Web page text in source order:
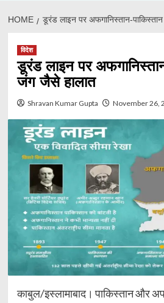
HOME डूरंड लाइन पर अफगानिस्तान-
विदेश
डूरंड लाइन पर
जंग जैसे हालात
Shravan Kumar Gupta November 26,
काबुल/इस्लामाबाद। पाकिस्तान और